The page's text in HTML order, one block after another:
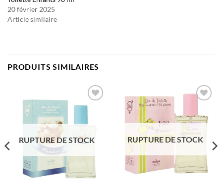
20 février 2025
Article similaire
PRODUITS SIMILAIRES
Ajouter
RUPTURE DE STOCK
à la liste
d’envies
RUPTURE DE STOCK